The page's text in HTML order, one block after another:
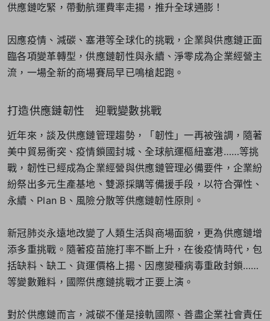
供應鏈吃緊，帶動航運費率走揚，推升全球通膨！
因應疫情、減碳、塞港等全球化的挑戰，企業與供應鏈正面
臨各項變革轉型，供應鏈韌性與永續、淨零成為企業經營主
流，一場全新的商場賽局早已鳴槍起跑。
打造供應鏈韌性 迎戰變數挑戰
近年來，談及供應鏈管理趨勢，「韌性」一再被強調，隨著
美中貿易衝突、疫情鎖國封城、全球航運樞紐塞港……等挑
戰，韌性已經成為企業經營與供應鏈管理必備要件，企業紛
紛祭出多元生產基地、雙源採購等備援手段，以符合彈性、
永續、Plan B、風險分散等供應鏈韌性原則。
新冠肺炎永遠地改變了人類生活與商場面貌，更為供應鏈增
添多重挑戰。隨著疫苗施打率不斷上升，在後疫情時代，包
括缺料、缺工、貨運價格上揚、因應變種病毒重啟封鎖……
等變數難料，國際供應鏈挑戰才正要上演。
對於供應鏈而言，減碳不僅是接軌國際、善盡企業社會責任